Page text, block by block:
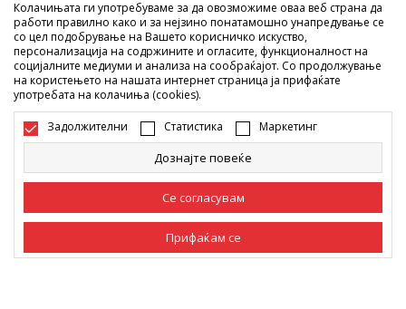
Не е дозволено превземање или користење на содржината од
интернет страните на Sport Vision, делумно или целосно a се
однесува на логоа, трговски марки, комерцијални содржини, ниту
истите да се отстапуваат на трети лица, јавно да се објавуваат или да
се користат за било какви цели, без писмена согласност од БДС.МК
ДООЕЛ.
Настојуваме да бидеме што попрецизни во описот на производот,
фотографијата и самата цена, но не можеме да гарантираме дака
сите информации се комплетни и без грешка. Сите прикажани
производи на сајтот се дел од нашата понуда, но не се подразбира
дека мораат да се достапни во секој момент. Достапноста на
Колачињата ги употребуваме за да овозможиме оваа веб страна да
работи правилно како и за нејзино понатамошно унапредување се
со цел подобрување на Вашето корисничко искуство,
персонализација на содржините и огласите, функционалност на
социјалните медиуми и анализа на сообраќајот. Со продолжување
на користењето на нашата интернет страница ја прифаќате
употребата на колачиња (cookies).
Задолжителни Статистика Маркетинг
Дознајте повеќе
Се согласувам
Прифаќам се